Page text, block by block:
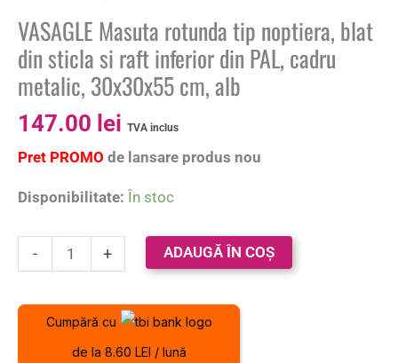
VASAGLE Masuta rotunda tip noptiera, blat
din sticla si raft inferior din PAL, cadru
metalic, 30x30x55 cm, alb
147.00 lei TVA inclus
Pret PROMO de lansare produs nou
Disponibilitate: În stoc
- + ADAUGĂ ÎN COȘ
Cumpără cu
de la 8.60 LEI / lună